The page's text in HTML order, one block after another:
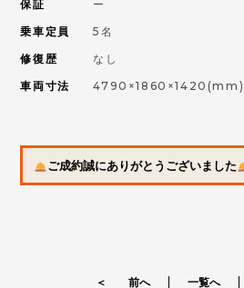
保証
乗車定員
修復歴
車両寸法
ー
5名
なし
4790×1860×1420(mm)
ご成約誠にありがとうございました
＜ 前へ 一覧へ